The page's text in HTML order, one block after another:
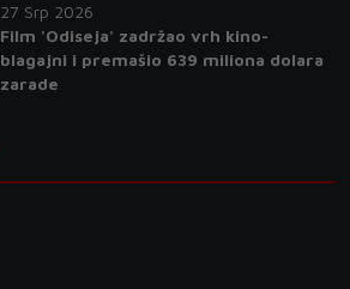
27 Srp 2026
Film 'Odiseja' zadržao vrh kino-
blagajni i premašio 639 miliona dolara
zarade